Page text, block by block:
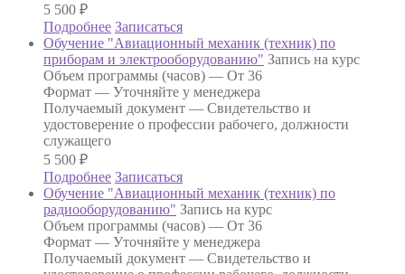
5 500 ₽
Подробнее Записаться
Обучение "Авиационный механик (техник) по
приборам и электрооборудованию" Запись на курс
Объем программы (часов) — От 36
Формат — Уточняйте у менеджера
Получаемый документ — Свидетельство и
удостоверение о профессии рабочего, должности
служащего
5 500 ₽
Подробнее Записаться
Обучение "Авиационный механик (техник) по
радиооборудованию" Запись на курс
Объем программы (часов) — От 36
Формат — Уточняйте у менеджера
Получаемый документ — Свидетельство и